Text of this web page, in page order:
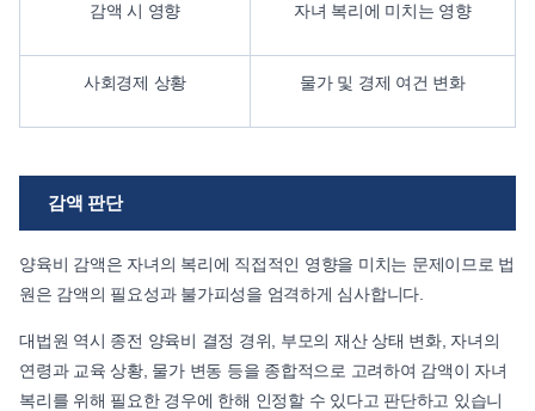
감액 시 영향 자녀 복리에 미치는 영향
사회경제 상황 물가 및 경제 여건 변화
감액 판단
양육비 감액은 자녀의 복리에 직접적인 영향을 미치는 문제이므로 법
원은 감액의 필요성과 불가피성을 엄격하게 심사합니다.
대법원 역시 종전 양육비 결정 경위, 부모의 재산 상태 변화, 자녀의
연령과 교육 상황, 물가 변동 등을 종합적으로 고려하여 감액이 자녀
복리를 위해 필요한 경우에 한해 인정할 수 있다고 판단하고 있습니